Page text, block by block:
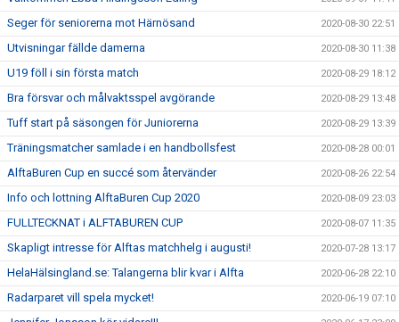
Seger för seniorerna mot Härnösand 2020-08-30 22:51
Utvisningar fällde damerna 2020-08-30 11:38
U19 föll i sin första match 2020-08-29 18:12
Bra försvar och målvaktsspel avgörande 2020-08-29 13:48
Tuff start på säsongen för Juniorerna 2020-08-29 13:39
Träningsmatcher samlade i en handbollsfest 2020-08-28 00:01
AlftaBuren Cup en succé som återvänder 2020-08-26 22:54
Info och lottning AlftaBuren Cup 2020 2020-08-09 23:03
FULLTECKNAT i ALFTABUREN CUP 2020-08-07 11:35
Skapligt intresse för Alftas matchhelg i augusti! 2020-07-28 13:17
HelaHälsingland.se: Talangerna blir kvar i Alfta 2020-06-28 22:10
Radarparet vill spela mycket! 2020-06-19 07:10